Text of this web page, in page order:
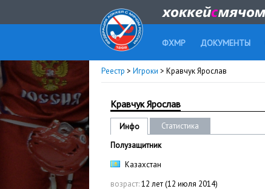
ФХМР ДОКУМЕНТЫ
Реестр > Игроки > Кравчук Ярослав
Кравчук Ярослав
Инфо
Статистика
Полузащитник
Казахстан
возраст:12 лет (12 июля 2014)